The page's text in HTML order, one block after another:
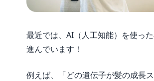
最近では、AI（人工知能）を使っ
進んでいます！
例えば、「どの遺伝子が髪の成長